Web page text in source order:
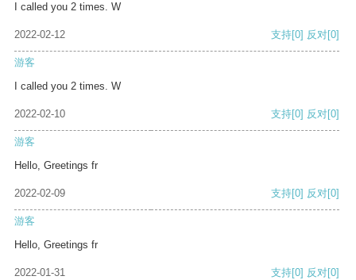
I called you 2 times. W
2022-02-12 支持[0] 反对[0]
游客
I called you 2 times. W
2022-02-10 支持[0] 反对[0]
游客
Hello, Greetings fr
2022-02-09 支持[0] 反对[0]
游客
Hello, Greetings fr
2022-01-31 支持[0] 反对[0]